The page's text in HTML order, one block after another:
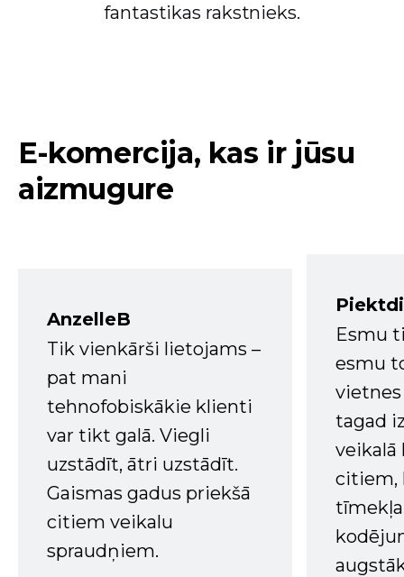
fantastikas rakstnieks.
E-komercija, kas ir jūsu
aizmugure
AnzelleB
Tik vienkārši lietojams –
pat mani
tehnofobiskākie klienti
var tikt galā. Viegli
uzstādīt, ātri uzstādīt.
Gaismas gadus priekšā
citiem veikalu
spraudņiem.
Esmu
esmu
tagad
veikalā
citiem,
tīmekļa